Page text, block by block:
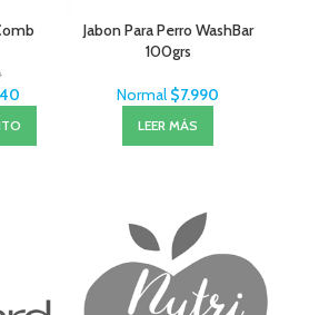
Jabon Para Perro WashBar
100grs
Normal $7.990
LEER MÁS